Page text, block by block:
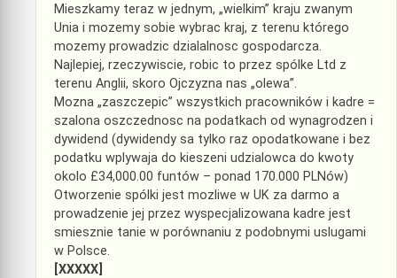
Mieszkamy teraz w jednym, „wielkim” kraju zwanym
Unia i mozemy sobie wybrac kraj, z terenu którego
mozemy prowadzic dzialalnosc gospodarcza.
Najlepiej, rzeczywiscie, robic to przez spólke Ltd z
terenu Anglii, skoro Ojczyzna nas „olewa”.
Mozna „zaszczepic” wszystkich pracowników i kadre =
szalona oszczednosc na podatkach od wynagrodzen i
dywidend (dywidendy sa tylko raz opodatkowane i bez
podatku wplywaja do kieszeni udzialowca do kwoty
okolo £34,000.00 funtów – ponad 170.000 PLNów)
Otworzenie spólki jest mozliwe w UK za darmo a
prowadzenie jej przez wyspecjalizowana kadre jest
smiesznie tanie w porównaniu z podobnymi uslugami
w Polsce.
[XXXXX]